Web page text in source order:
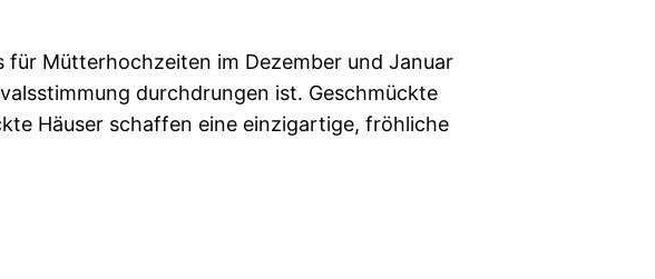
für Mütterhochzeiten im Dezember und Januar
durchdrungen ist. Geschmückte
Häuser schaffen eine einzigartige, fröhliche